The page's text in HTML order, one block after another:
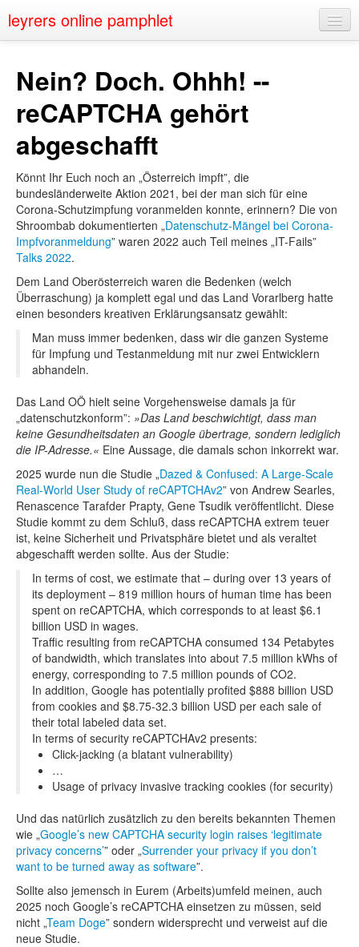
leyrers online pamphlet
About
Public Speaking
Nerd Events
Contact
Nein? Doch. Ohhh! --
reCAPTCHA gehört
abgeschafft
Könnt Ihr Euch noch an „Österreich impft”, die
bundesländerweite Aktion 2021, bei der man sich für eine
Corona-Schutzimpfung voranmelden konnte, erinnern? Die von
Shroombab dokumentierten „Datenschutz-Mängel bei Corona-
Impfvoranmeldung” waren 2022 auch Teil meines „IT-Fails”
Talks 2022.
Dem Land Oberösterreich waren die Bedenken (welch
Überraschung) ja komplett egal und das Land Vorarlberg hatte
einen besonders kreativen Erklärungsansatz gewählt:
Man muss immer bedenken, dass wir die ganzen Systeme
für Impfung und Testanmeldung mit nur zwei Entwicklern
abhandeln.
Das Land OÖ hielt seine Vorgehensweise damals ja für
„datenschutzkonform”:
Das Land beschwichtigt, dass man
keine Gesundheitsdaten an Google übertrage, sondern lediglich
die IP-Adresse.
Eine Aussage, die damals schon inkorrekt war.
2025 wurde nun die Studie „Dazed & Confused: A Large-Scale
Real-World User Study of reCAPTCHAv2” von Andrew Searles,
Renascence Tarafder Prapty, Gene Tsudik veröffentlicht. Diese
Studie kommt zu dem Schluß, dass reCAPTCHA extrem teuer
ist, keine Sicherheit und Privatsphäre bietet und als veraltet
abgeschafft werden sollte. Aus der Studie:
In terms of cost, we estimate that – during over 13 years of
its deployment – 819 million hours of human time has been
spent on reCAPTCHA, which corresponds to at least $6.1
billion USD in wages.
Traffic resulting from reCAPTCHA consumed 134 Petabytes
of bandwidth, which translates into about 7.5 million kWhs of
energy, corresponding to 7.5 million pounds of CO2.
In addition, Google has potentially profited $888 billion USD
from cookies and $8.75-32.3 billion USD per each sale of
their total labeled data set.
In terms of security reCAPTCHAv2 presents:
Click-jacking (a blatant vulnerability)
…
Usage of privacy invasive tracking cookies (for security)
Und das natürlich zusätzlich zu den bereits bekannten Themen
wie „Google’s new CAPTCHA security login raises ‘legitimate
privacy concerns’” oder „Surrender your privacy if you don’t
want to be turned away as software”.
Sollte also jemensch in Eurem (Arbeits)umfeld meinen, auch
2025 noch Google’s reCAPTCHA einsetzen zu müssen, seid
nicht „Team Doge” sondern widersprecht und verweist auf die
neue Studie.